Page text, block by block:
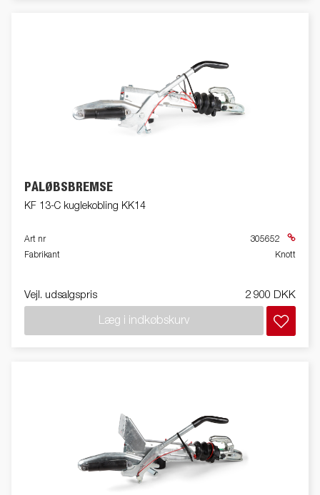
PÅLØBSBREMSE
KF 13-C kuglekobling KK14
Art nr
305652
Fabrikant
Knott
Vejl. udsalgspris 2 900 DKK
Læg i indkøbskurv